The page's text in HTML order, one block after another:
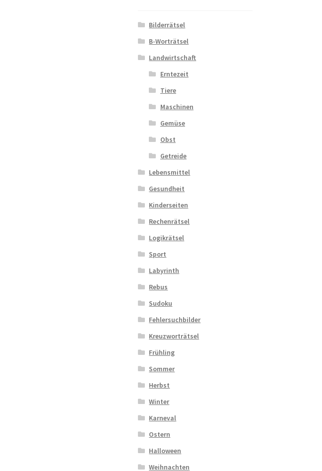
Bilderrätsel
B-Worträtsel
Landwirtschaft
Erntezeit
Tiere
Maschinen
Gemüse
Obst
Getreide
Lebensmittel
Gesundheit
Kinderseiten
Rechenrätsel
Logikrätsel
Sport
Labyrinth
Rebus
Sudoku
Fehlersuchbilder
Kreuzworträtsel
Frühling
Sommer
Herbst
Winter
Karneval
Ostern
Halloween
Weihnachten